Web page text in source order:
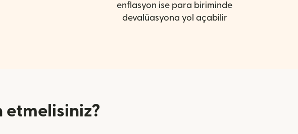
enflasyon ise para biriminde
devalüasyona yol açabilir
etmelisiniz?